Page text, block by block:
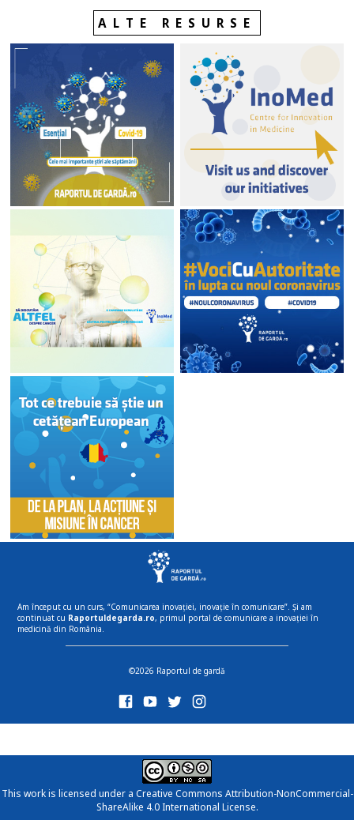
ALTE RESURSE
Am început cu un curs, “Comunicarea inovației, inovație în comunicare”. Și am
continuat cu Raportuldegarda.ro, primul portal de comunicare a inovației în
medicină din România.
©2026 Raportul de gardă
This work is licensed under a Creative Commons Attribution-NonCommercial-
ShareAlike 4.0 International License.